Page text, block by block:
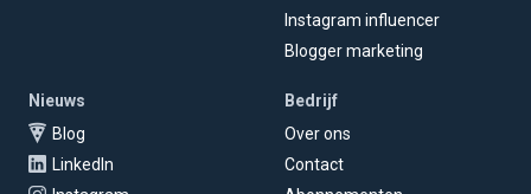
Instagram influencer
Blogger marketing
Nieuws
Blog
LinkedIn
Bedrijf
Over ons
Contact